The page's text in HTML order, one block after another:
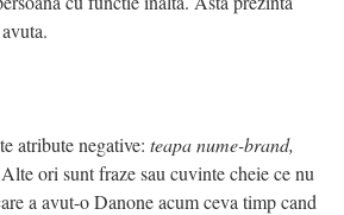
atribute negative: teapa nume-brand,
Alte ori sunt fraze sau cuvinte cheie ce nu
a avut-o Danone acum ceva timp cand